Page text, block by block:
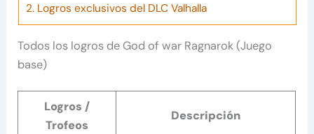
2.Logros exclusivos del DLC Valhalla
Todos los logros de God of war Ragnarok (Juego
base)
Logros /
Trofeos
Descripción